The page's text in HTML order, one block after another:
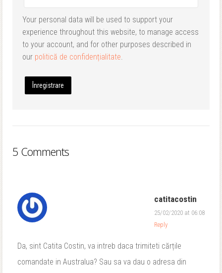
Your personal data will be used to support your
experience throughout this website, to manage access
to your account, and for other purposes described in
our politică de confidențialitate
Înregistrare
5 Comments
catitacostin
25/02/2020 at 06:08
Reply
Da, sint Catita Costin, va intreb daca trimiteti cărțile
comandate in Australua? Sau sa va dau o adresa din